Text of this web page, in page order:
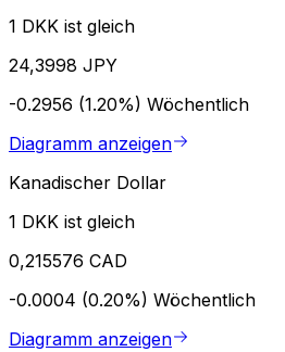
1 DKK ist gleich
24,3998 JPY
-0.2956 (1.20%) Wöchentlich
Diagramm anzeigen
Kanadischer Dollar
1 DKK ist gleich
0,215576 CAD
-0.0004 (0.20%) Wöchentlich
Diagramm anzeigen